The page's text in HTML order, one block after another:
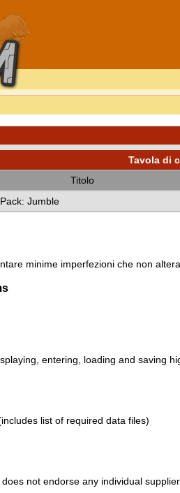
Tavola di
Titolo
Jumble
minime imperfezioni che non
entering, loading and saving
list of required data files)
not endorse any individual